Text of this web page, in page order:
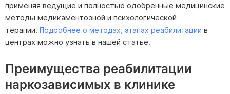
применяя ведущие и полностью одобренные медицинские
методы медикаментозной и психологической
терапии. Подробнее о методах, этапах реабилитации в
центрах можно узнать в нашей статье.
Преимущества реабилитации
наркозависимых в клинике